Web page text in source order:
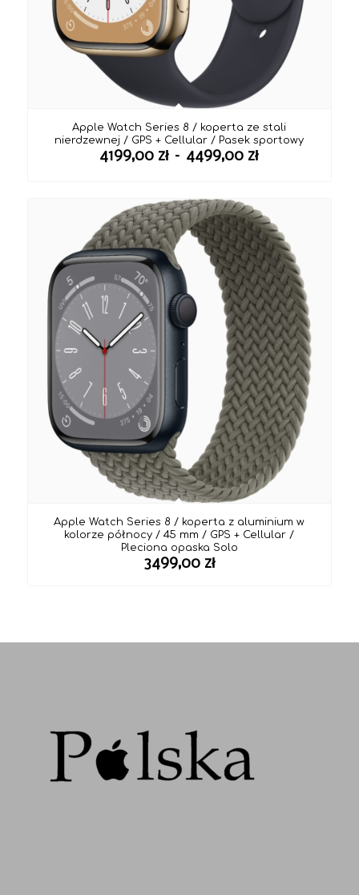
Apple Watch Series 8 / koperta ze stali
nierdzewnej / GPS + Cellular / Pasek sportowy
4199,00 zł – 4499,00 złZakres
4199,00 zł
do
4499,00 zł
Apple Watch Series 8 / koperta z aluminium w
kolorze północy / 45 mm / GPS + Cellular /
Pleciona opaska Solo
3499,00 zł